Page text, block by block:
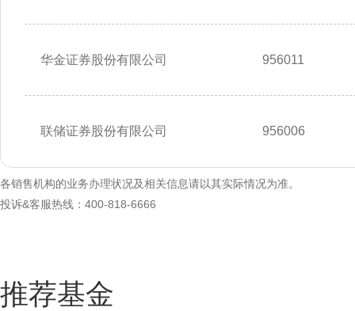
华金证券股份有限公司 956011
联储证券股份有限公司 956006
各销售机构的业务办理状况及相关信息请以其实际情况为准。
投诉&客服热线：400-818-6666
推荐基金